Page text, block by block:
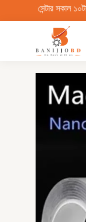
to
১০টা থেকে রাত